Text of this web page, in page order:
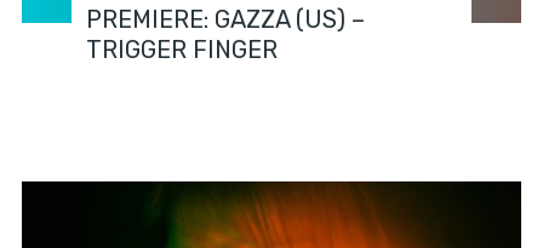
PREMIERE: GAZZA (US) –
TRIGGER FINGER